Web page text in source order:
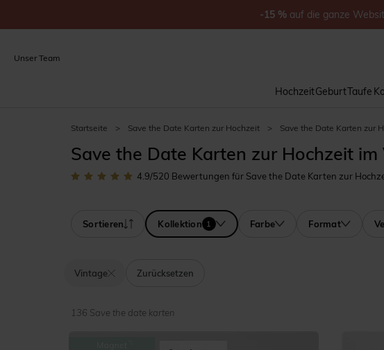
Unser Team
HochzeitGeburtTaufe
Startseite > Save the Date Karten zur Hochzeit > Save the Date Karten zur
Save the Date Karten zur Hochzeit
4.9/520 Bewertungen für Save the Date Karten zur
Sortieren Kollektion 1 Farbe Format
Vintage Zurücksetzen
136 Save the date karten
-15 % auf die ganze